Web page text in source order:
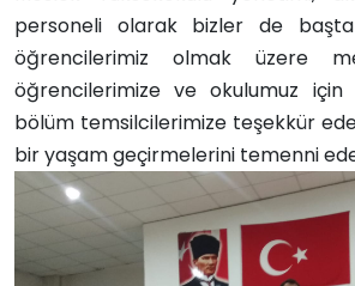
personeli olarak bizler de
öğrencilerimiz olmak üzere
öğrencilerimize ve okulumuz
bölüm temsilcilerimize teşekkür
bir yaşam geçirmelerini temenni